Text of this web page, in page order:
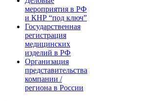
мероприятия в РФ
и КНР “под ключ”
Государственная
регистрация
медицинских
изделий в РФ
Организация
представительства
компании /
региона в России